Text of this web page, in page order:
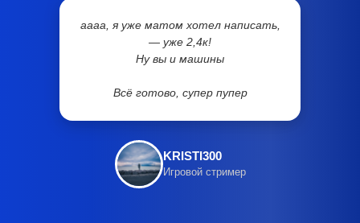
аааа, я уже матом хотел написать,
— уже 2,4к!
Ну вы и машины
Всё готово, супер пупер
KRISTI300
Игровой стример